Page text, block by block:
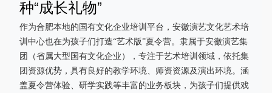
种“成长礼物”
作为合肥本地的国有文化企业培训平台，安徽演艺文化艺术培
训中心也在为孩子们打造“艺术版”夏令营。隶属于安徽演艺集
团（省属大型国有文化企业），专注于艺术培训领域，依托集
团资源优势，具有良好的教学环境、师资资源及演出环境。涵
盖夏令营体验、研学实践等丰富的业务板块，为孩子们提供戏